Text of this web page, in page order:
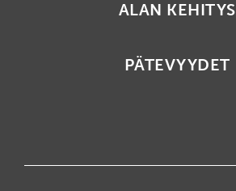
ALAN KEHITYS
PÄTEVYYDET